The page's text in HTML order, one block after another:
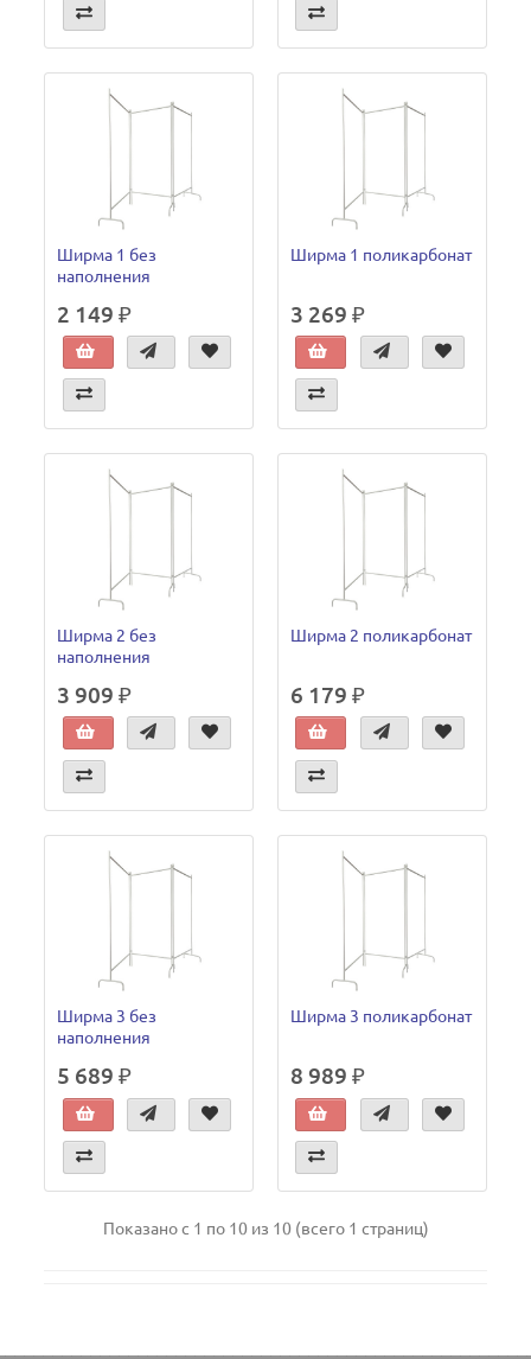
Ширма 1 без
наполнения
2 149 ₽
Ширма 1 поликарбонат
3 269 ₽
Ширма 2 без
наполнения
3 909 ₽
Ширма 2 поликарбонат
6 179 ₽
Ширма 3 без
наполнения
5 689 ₽
Ширма 3 поликарбонат
8 989 ₽
Показано с 1 по 10 из 10 (всего 1 страниц)